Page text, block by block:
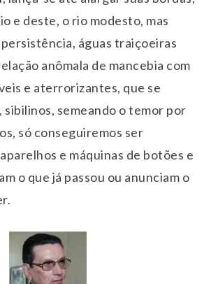
e deste, o rio modesto, mas
águas traiçoeiras
anômala de mancebia com
e aterrorizantes, que se
sibilinos, semeando o temor por
só conseguiremos ser
e máquinas de botões e
o que já passou ou anunciam o